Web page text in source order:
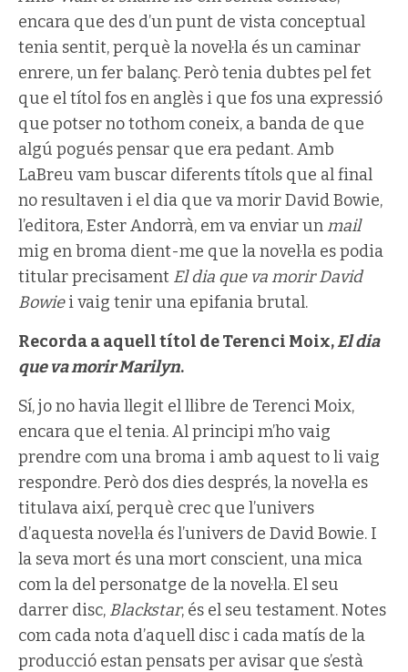
encara que des d’un punt de vista conceptual
tenia sentit, perquè la novel·la és un caminar
enrere, un fer balanç. Però tenia dubtes pel fet
que el títol fos en anglès i que fos una expressió
que potser no tothom coneix, a banda de que
algú pogués pensar que era pedant. Amb
LaBreu vam buscar diferents títols que al final
no resultaven i el dia que va morir David Bowie,
l’editora, Ester Andorrà, em va enviar unmail
mig en broma dient-me que la novel·la es podia
titular precisament El dia que va morir David
Bowiei vaig tenir una epifania brutal.
Recorda a aquell títol de Terenci Moix,El dia
que va morir Marilyn.
Sí, jo no havia llegit el llibre de Terenci Moix,
encara que el tenia. Al principi m’ho vaig
prendre com una broma i amb aquest to li vaig
respondre. Però dos dies després, la novel·la es
titulava així, perquè crec que l’univers
d’aquesta novel·la és l’univers de David Bowie. I
la seva mort és una mort conscient, una mica
com la del personatge de la novel·la. El seu
darrer disc, Blackstar, és el seu testament. Notes
com cada nota d’aquell disc i cada matís de la
producció estan pensats per avisar que s’està